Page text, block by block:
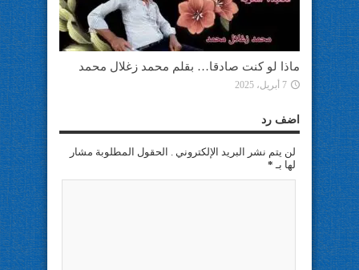
ماذا لو كنت صادقا… بقلم محمد زغلال محمد
7 أبريل، 2025
اضف رد
لن يتم نشر البريد الإلكتروني . الحقول المطلوبة مشار
لها بـ *